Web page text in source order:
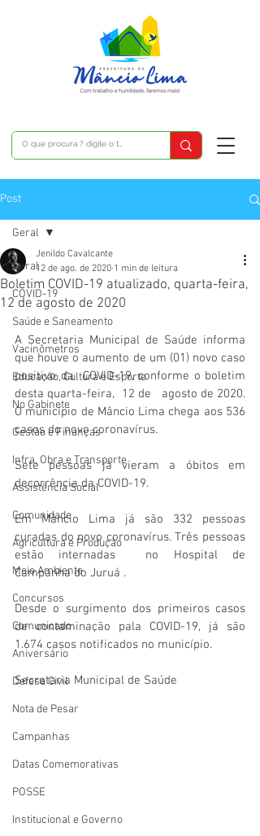
Post
Geral
COVID-19
Saúde e Saneamento
Vacinômetros
Educação, Cultura e Esporte
No Gabinete
Gestão e Finanças
Infra, Obra e Transporte
Assistência Social
Comunidade
Agricultura e Produção
Meio Ambiente
Concursos
Comunicado
Aniversário
Defesa Civil
Nota de Pesar
Campanhas
Datas Comemorativas
POSSE
Institucional e Governo
Geral
Boletim COVID-19 atualizado, quarta-feira,
12 de agosto de 2020
Jenildo Cavalcante
12 de ago. de 2020 1 min de leitura
A Secretaria Municipal de Saúde informa
que houve o aumento de um (01) novo caso
positivo da  COVID-19, conforme o boletim
desta quarta-feira,  12 de   agosto de 2020.
O município de Mâncio Lima chega aos 536
casos do novo coronavírus.
Sete pessoas já vieram a óbitos em
decorrência da COVID-19.
Em Mâncio Lima já são 332 pessoas
curadas do novo coronavírus. Três pessoas
estão internadas  no Hospital de
Campanha do Juruá .
Desde o surgimento dos primeiros casos
de contaminação pala COVID-19, já são
1.674 casos notificados no município.
Secretaria Municipal de Saúde